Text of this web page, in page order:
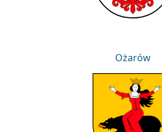
Ożarów
Ożarów